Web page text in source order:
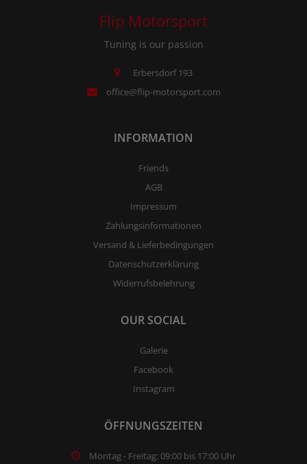
Flip Motorsport
Tuning is our passion
Erbersdorf 193
office@flip-motorsport.com
INFORMATION
Friends
AGB
Impressum
Zahlungsinformationen
Versand & Lieferbedingungen
Datenschutzerklärung
Widerrufsbelehrung
OUR SOCIAL
Galerie
Facebook
Instagram
ÖFFNUNGSZEITEN
Montag - Freitag: 09:00 bis 17:00 Uhr